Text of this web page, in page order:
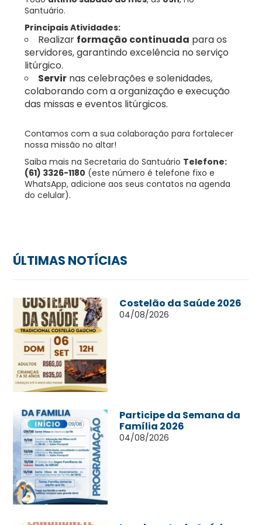
Santuário.
Principais Atividades:
Realizar formação continuada para os
servidores, garantindo excelência no serviço
litúrgico.
Servir nas celebrações e solenidades,
colaborando com a organização e execução
das missas e eventos litúrgicos.
Contamos com a sua colaboração para fortalecer
nossa missão no altar!
Saiba mais na Secretaria do Santuário Telefone:
(61) 3326-1180 (este número é telefone fixo e
WhatsApp, adicione aos seus contatos na agenda
do celular).
ÚLTIMAS NOTÍCIAS
Costelão da Saúde 2026
04/08/2026
Participe da Semana da
Família 2026
04/08/2026